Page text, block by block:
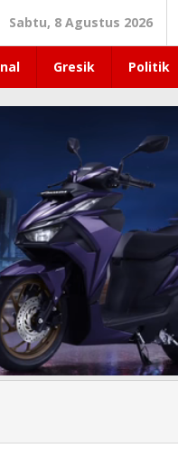
Sabtu, 8 Agustus 2026
Gresik Politik